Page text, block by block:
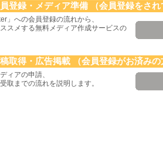
登録・メディア準備
（会員登録をさ
」への会員登録の流れから、
スメする無料メディア作成サービスの
取得・広告掲載 （会員登録がお済み
ィアの申請、
取までの流れを説明します。